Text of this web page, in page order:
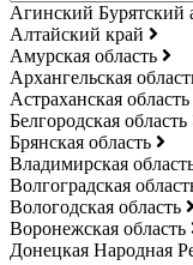
Агинский Бурятский
Алтайский край
Амурская область
Архангельская
Астраханская область
Белгородская область
Брянская область
Владимирская
Волгоградская
Вологодская область
Воронежская область
Донецкая Народная